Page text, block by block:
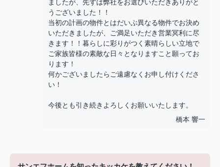
ましたが、先ずは弊社をお選びいただきありがと
うございました！！
当初の計画の物件とはだいぶ異なる物件でお決め
いただきましたが、ご満足いただき営業冥利に尽
きます！！暮らしに彩りがつく素晴らしい立地で
ご家族皆様の素敵な日々となりますこと願ってお
ります！
何かございましたらご遠慮なくお申し付けくださ
い！
今後とも引き続きよろしくお願いいたします。
橋本 響一